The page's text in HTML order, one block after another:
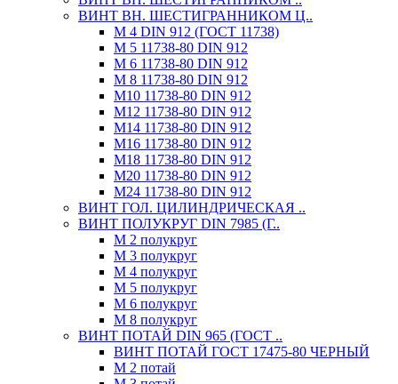
ВИНТ ВН. ШЕСТИГРАННИКОМ Ц..
М 4 DIN 912 (ГОСТ 11738)
М 5 11738-80 DIN 912
М 6 11738-80 DIN 912
М 8 11738-80 DIN 912
М10 11738-80 DIN 912
М12 11738-80 DIN 912
М14 11738-80 DIN 912
М16 11738-80 DIN 912
М18 11738-80 DIN 912
М20 11738-80 DIN 912
М24 11738-80 DIN 912
ВИНТ ГОЛ. ЦИЛИНДРИЧЕСКАЯ ..
ВИНТ ПОЛУКРУГ DIN 7985 (Г..
М 2 полукруг
М 3 полукруг
М 4 полукруг
М 5 полукруг
М 6 полукруг
М 8 полукруг
ВИНТ ПОТАЙ DIN 965 (ГОСТ ..
ВИНТ ПОТАЙ ГОСТ 17475-80 ЧЕРНЫЙ
М 2 потай